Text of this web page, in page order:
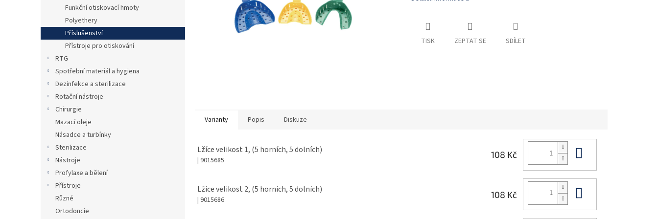
l
Funkční otiskovací hmoty
Polyethery
Příslušenství
Přístroje pro otiskování
RTG
Spotřební materiál a hygiena
Dezinfekce a sterilizace
Rotační nástroje
Chirurgie
Mazací oleje
Násadce a turbínky
Sterilizace
Nástroje
Profylaxe a bělení
Přístroje
Různé
Ortodoncie
TISK ZEPTAT SE SDÍLET
Varianty Popis Diskuze
Lžíce velikost 1, (5 horních, 5 dolních)
| 9015685
108 Kč
Lžíce velikost 2, (5 horních, 5 dolních)
| 9015686
108 Kč